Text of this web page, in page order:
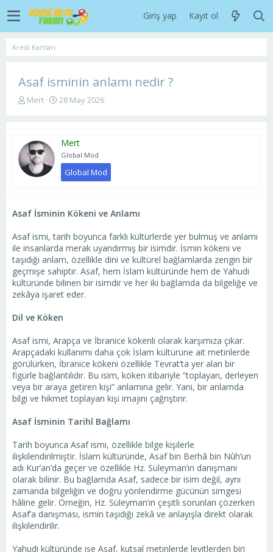
Giriş yap Kayıt ol
Kredi Kartları
Asaf isminin anlamı nedir ?
K
y
u
b
a
a
t
n
Mert
B
a
n
g
a
r
h
i
28 May 2026
Mert
Global Mod
Global Mod
Asaf İsminin Kökeni ve Anlamı
Asaf ismi, tarih boyunca farklı kültürlerde yer bulmuş ve anlamı
ile insanlarda merak uyandırmış bir isimdir. İsmin kökeni ve
taşıdığı anlam, özellikle dini ve kültürel bağlamlarda zengin bir
geçmişe sahiptir. Asaf, hem İslam kültüründe hem de Yahudi
kültüründe bilinen bir isimdir ve her iki bağlamda da bilgeliğe ve
zekâya işaret eder.
Dil ve Köken
Asaf ismi, Arapça ve İbranice kökenli olarak karşımıza çıkar.
Arapçadaki kullanımı daha çok İslam kültürüne ait metinlerde
görülürken, İbranice kökeni özellikle Tevrat’ta yer alan bir
figürle bağlantılıdır. Bu isim, köken itibariyle “toplayan, derleyen
veya bir araya getiren kişi” anlamına gelir. Yani, bir anlamda
bilgi ve hikmet toplayan kişi imajını çağrıştırır.
Asaf İsminin Tarihî Bağlamı
Tarih boyunca Asaf ismi, özellikle bilge kişilerle
ilişkilendirilmiştir. İslam kültüründe, Asaf bin Berhâ bin Nûh’un
adı Kur’an’da geçer ve özellikle Hz. Süleyman’ın danışmanı
olarak bilinir. Bu bağlamda Asaf, sadece bir isim değil, aynı
zamanda bilgeliğin ve doğru yönlendirme gücünün simgesi
hâline gelir. Örneğin, Hz. Süleyman’ın çeşitli sorunları çözerken
Asaf’a danışması, ismin taşıdığı zekâ ve anlayışla direkt olarak
ilişkilendirilir.
Yahudi kültüründe ise Asaf, kutsal metinlerde levitlerden biri